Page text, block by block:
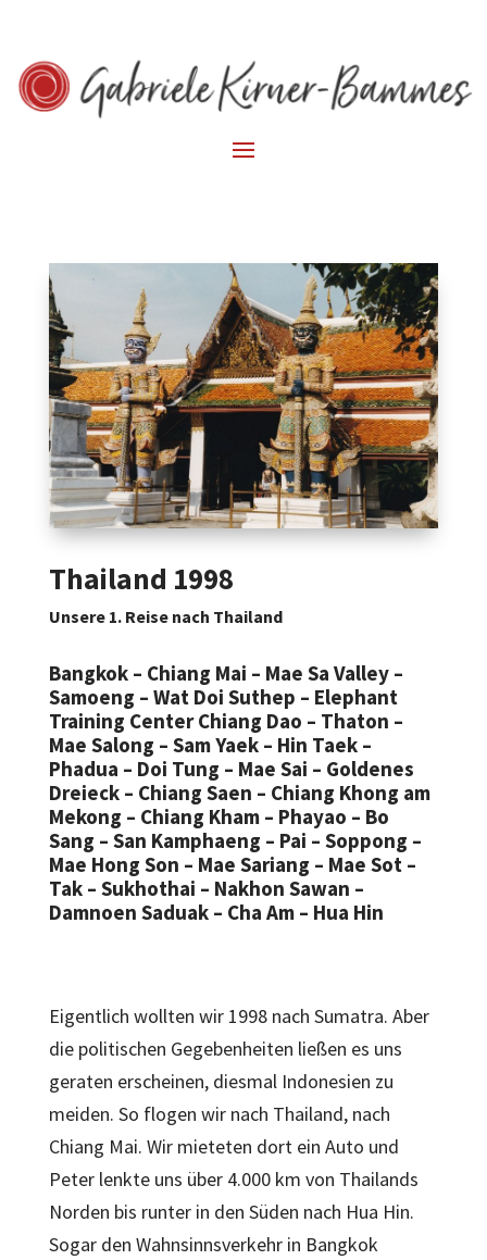
Thailand 1998
Unsere 1. Reise nach Thailand
Bangkok – Chiang Mai – Mae Sa Valley –
Samoeng – Wat Doi Suthep – Elephant
Training Center Chiang Dao – Thaton –
Mae Salong – Sam Yaek – Hin Taek –
Phadua – Doi Tung – Mae Sai – Goldenes
Dreieck – Chiang Saen – Chiang Khong am
Mekong – Chiang Kham – Phayao – Bo
Sang – San Kamphaeng – Pai – Soppong –
Mae Hong Son – Mae Sariang – Mae Sot –
Tak – Sukhothai – Nakhon Sawan –
Damnoen Saduak – Cha Am – Hua Hin
Eigentlich wollten wir 1998 nach Sumatra. Aber
die politischen Gegebenheiten ließen es uns
geraten erscheinen, diesmal Indonesien zu
meiden. So flogen wir nach Thailand, nach
Chiang Mai. Wir mieteten dort ein Auto und
Peter lenkte uns über 4.000 km von Thailands
Norden bis runter in den Süden nach Hua Hin.
Sogar den Wahnsinnsverkehr in Bangkok